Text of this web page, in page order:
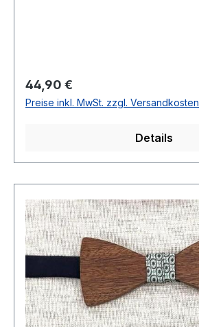
Regulärer Preis:
44,90 €
Preise inkl. MwSt. zzgl. Versandkosten
Details